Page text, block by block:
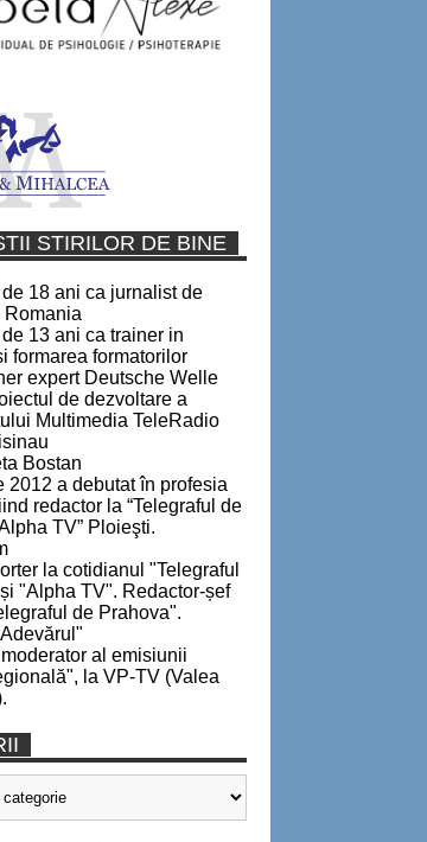
STIRILOR DE BINE
18 ani ca jurnalist de
Romania
13 ani ca trainer in
formarea formatorilor
expert Deutsche Welle
de dezvoltare a
Multimedia TeleRadio
Bostan
2012 a debutat în profesia
redactor la “Telegraful de
TV” Ploieşti.
la cotidianul "Telegraful
"Alpha TV". Redactor-șef
de Prahova".
al emisiunii
la VP-TV (Valea